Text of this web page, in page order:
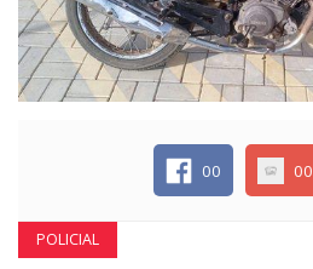
EDUCAÇÃO
00 00
POLICIAL